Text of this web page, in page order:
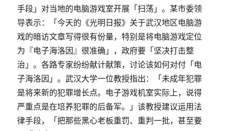
手段」对当地的电脑游戏室开展「扫荡」。某市委领
导表示：「今天的《光明日报》关于武汉地区电脑游
戏的暗访文章写得很有份量，特别是将电脑游戏定位
为『电子海洛因』很准确」，政府要「坚决打击整
治」。各路专家纷纷献计献策，讨论该如何对付「电
子海洛因」。武汉大学一位教授指出：「未成年犯罪
是将来新的犯罪增长点。电子游戏机室实际上，说得
严重点是在培养犯罪的后备军。」该教授建议运用法
律手段，「把那些黑心老板重罚、重判一批，甚至要